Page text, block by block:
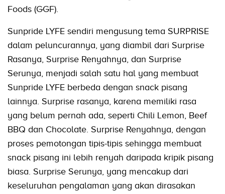
Foods (GGF).
Sunpride LYFE sendiri mengusung tema SURPRISE
dalam peluncurannya, yang diambil dari Surprise
Rasanya, Surprise Renyahnya, dan Surprise
Serunya, menjadi salah satu hal yang membuat
Sunpride LYFE berbeda dengan snack pisang
lainnya. Surprise rasanya, karena memiliki rasa
yang belum pernah ada, seperti Chili Lemon, Beef
BBQ dan Chocolate. Surprise Renyahnya, dengan
proses pemotongan tipis-tipis sehingga membuat
snack pisang ini lebih renyah daripada kripik pisang
biasa. Surprise Serunya, yang mencakup dari
keseluruhan pengalaman yang akan dirasakan